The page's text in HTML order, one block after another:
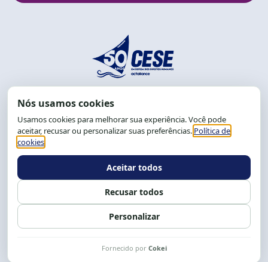
End.: R. da Graça, 150. Graça
CEP: 40.150-055
Salvador-BA, Brasil.
Tel.: (71) 2104-5457, Cel.: (71) 9 9239-2104 ou 2105
Expediente: 8h às 12h e 13 às 17h.
Siga nossas redes Fale conosco